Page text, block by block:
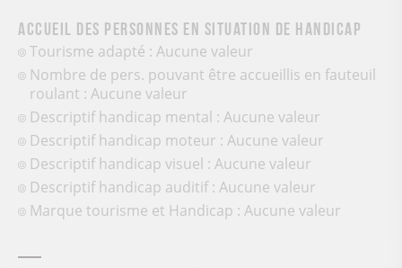
Accueil des personnes en situation de handicap
Tourisme adapté : Aucune valeur
Nombre de pers. pouvant être accueillis en fauteuil
roulant : Aucune valeur
Descriptif handicap mental : Aucune valeur
Descriptif handicap moteur : Aucune valeur
Descriptif handicap visuel : Aucune valeur
Descriptif handicap auditif : Aucune valeur
Marque tourisme et Handicap : Aucune valeur